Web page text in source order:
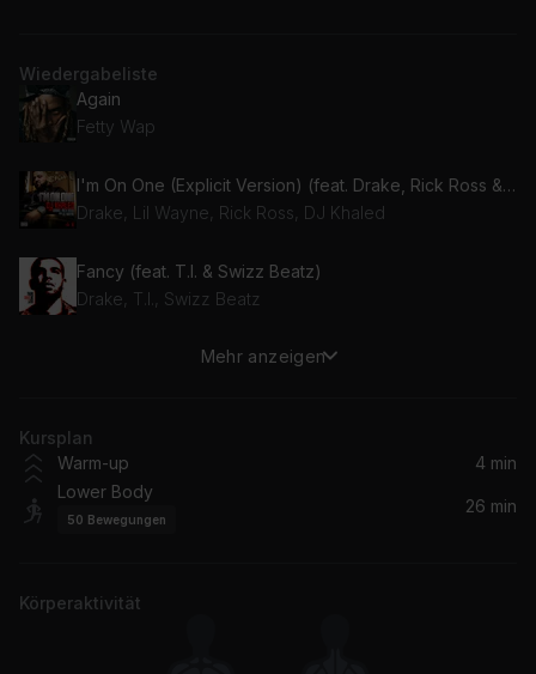
Wiedergabeliste
Again
Fetty Wap
I'm On One (Explicit Version) (feat. Drake, Rick Ross & Lil Wayne)
Drake, Lil Wayne, Rick Ross, DJ Khaled
Fancy (feat. T.I. & Swizz Beatz)
Drake, T.I., Swizz Beatz
Pop That (feat. Rick Ross, Drake & Lil Wayne)
Thong Song (Dejack & JUDICI Remix)
Buzz Low
Electric Feel
Firestone
Mehr anzeigen
Kursplan
Warm-up
4 min
Lower Body
50 Bewegungen
26 min
Körperaktivität